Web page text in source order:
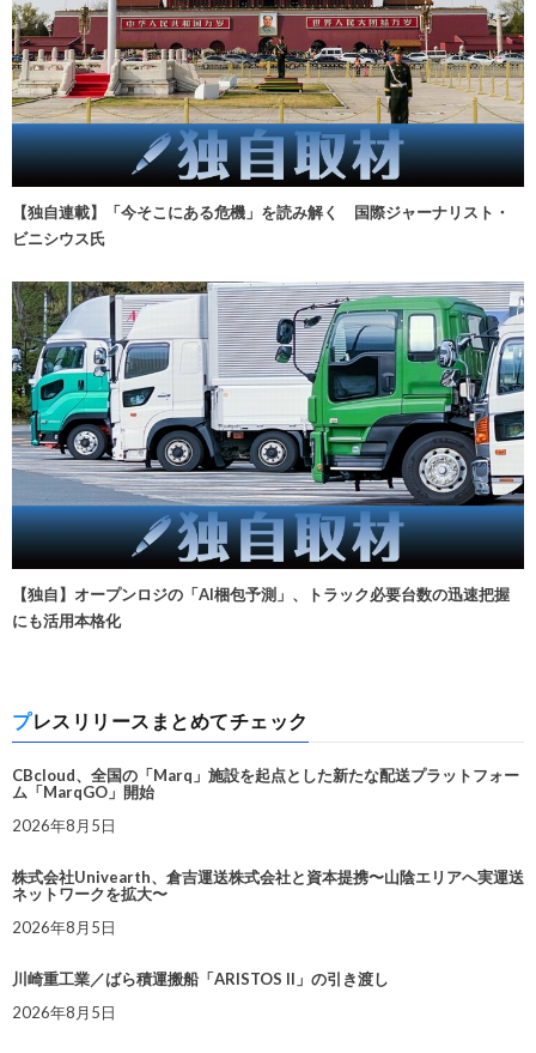
【独自連載】「今そこにある危機」を読み解く 国際ジャーナリスト・
ビニシウス氏
【独自】オープンロジの「AI梱包予測」、トラック必要台数の迅速把握
にも活用本格化
プレスリリースまとめてチェック
CBcloud、全国の「Marq」施設を起点とした新たな配送プラットフォー
ム「MarqGO」開始
2026年8月5日
株式会社Univearth、倉吉運送株式会社と資本提携〜山陰エリアへ実運送
ネットワークを拡大〜
2026年8月5日
川崎重工業／ばら積運搬船「ARISTOS II」の引き渡し
2026年8月5日